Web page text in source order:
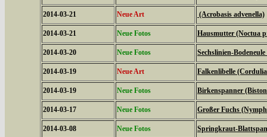
2014-03-21 Neue Art (Acrobasis advenella)
2014-03-21 Neue Fotos Hausmutter (Noctua
2014-03-20 Neue Fotos Sechslinien-
2014-03-19 Neue Art Falkenlibelle (Cordulia
2014-03-19 Neue Fotos Birkenspanner
2014-03-17 Neue Fotos Großer Fuchs
2014-03-08 Neue Fotos Springkraut-